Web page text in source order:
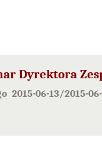
Dyrektora
2015-06-13/2015-